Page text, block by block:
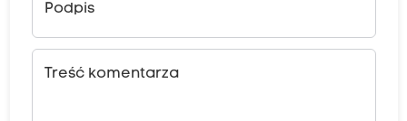
Podpis
Treść komentarza